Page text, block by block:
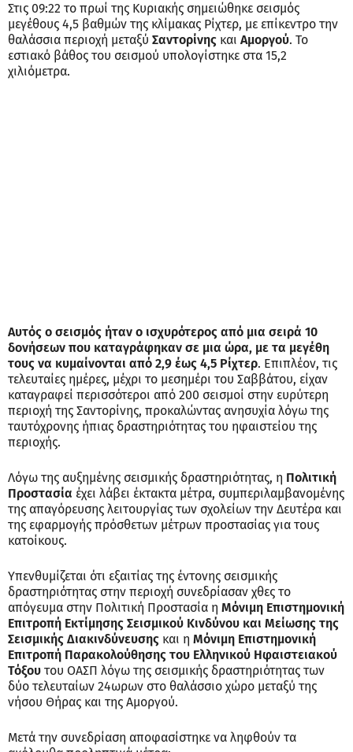
Στις 09:22 το πρωί της Κυριακής σημειώθηκε σεισμός
μεγέθους 4,5 βαθμών της κλίμακας Ρίχτερ, με επίκεντρο την
θαλάσσια περιοχή μεταξύ Σαντορίνης και Αμοργού. Το
εστιακό βάθος του σεισμού υπολογίστηκε στα 15,2
χιλιόμετρα.
Αυτός ο σεισμός ήταν ο ισχυρότερος από μια σειρά 10
δονήσεων που καταγράφηκαν σε μια ώρα, με τα μεγέθη
τους να κυμαίνονται από 2,9 έως 4,5 Ρίχτερ. Επιπλέον, τις
τελευταίες ημέρες, μέχρι το μεσημέρι του Σαββάτου, είχαν
καταγραφεί περισσότεροι από 200 σεισμοί στην ευρύτερη
περιοχή της Σαντορίνης, προκαλώντας ανησυχία λόγω της
ταυτόχρονης ήπιας δραστηριότητας του ηφαιστείου της
περιοχής.
Λόγω της αυξημένης σεισμικής δραστηριότητας, η Πολιτική
Προστασία έχει λάβει έκτακτα μέτρα, συμπεριλαμβανομένης
της απαγόρευσης λειτουργίας των σχολείων την Δευτέρα και
της εφαρμογής πρόσθετων μέτρων προστασίας για τους
κατοίκους.
Υπενθυμίζεται ότι εξαιτίας της έντονης σεισμικής
δραστηριότητας στην περιοχή συνεδρίασαν χθες το
απόγευμα στην Πολιτική Προστασία η Μόνιμη Επιστημονική
Επιτροπή Εκτίμησης Σεισμικού Κινδύνου και Μείωσης της
Σεισμικής Διακινδύνευσης και η Μόνιμη Επιστημονική
Επιτροπή Παρακολούθησης του Ελληνικού Ηφαιστειακού
Τόξου του ΟΑΣΠ λόγω της σεισμικής δραστηριότητας των
δύο τελευταίων 24ωρων στο θαλάσσιο χώρο μεταξύ της
νήσου Θήρας και της Αμοργού.
Μετά την συνεδρίαση αποφασίστηκε να ληφθούν τα